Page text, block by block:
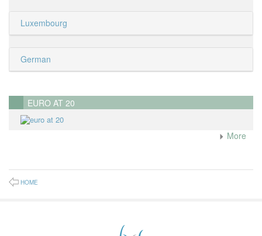
Luxembourg
German
EURO AT 20
More
HOME